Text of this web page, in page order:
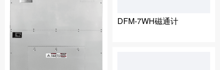
DFM-7WH磁通计